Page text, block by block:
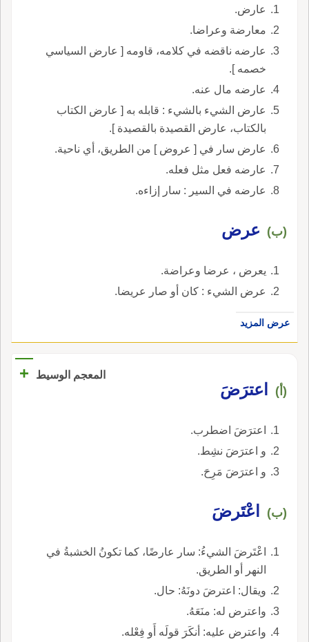
عارض.
معارضة وعراضا.
عارضه ناقضه في كلامه، قاومه [ عارض السياسي
خصمه ].
عارضه مال عنه.
عارض الشيء بالشيء : قابله به [ عارض الكتاب
بالكتاب، عارض القصيدة بالقصيدة ].
عارض سار في [ عروض ] من الطريق، أي ناحية.
عارضه فعل مثل فعله.
عارضه في السير : سار إزاءه.
(ب) عرض
يعرض ، عرضا وعراضة.
عرض الشيء : كان أو صار عريضا.
عرض المزيد
المعجم الوسيط +
(أ) اعترَضَ
اعترَضَ اضطرب.
و اعترَضَ نشِط.
و اعترَضَ مَرِحَ.
(ب) اعْتَرضَ
اعْتَرضَ الشيءُ: سار عارضًا، كما تكونُ الخشبةُ في
النهر أو الطريق.
ويقال: اعترضَ دونَهُ: حال.
واعترض له: منَعَهُ.
واعترض عليه: أنكَرَ قولَه أَو فِعْله.